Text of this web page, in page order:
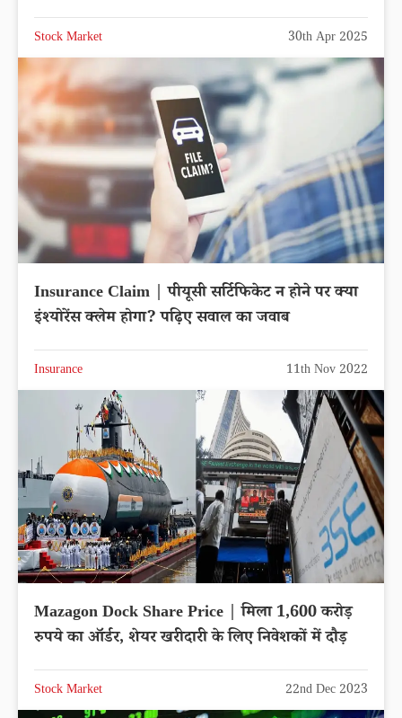
Stock Market 30th Apr 2025
Insurance Claim | पीयूसी सर्टिफिकेट न होने पर क्या
इंश्योरेंस क्लेम होगा? पढ़िए सवाल का जवाब
Insurance 11th Nov 2022
Mazagon Dock Share Price | मिला 1,600 करोड़
रुपये का ऑर्डर, शेयर खरीदारी के लिए निवेशकों में दौड़
Stock Market 22nd Dec 2023